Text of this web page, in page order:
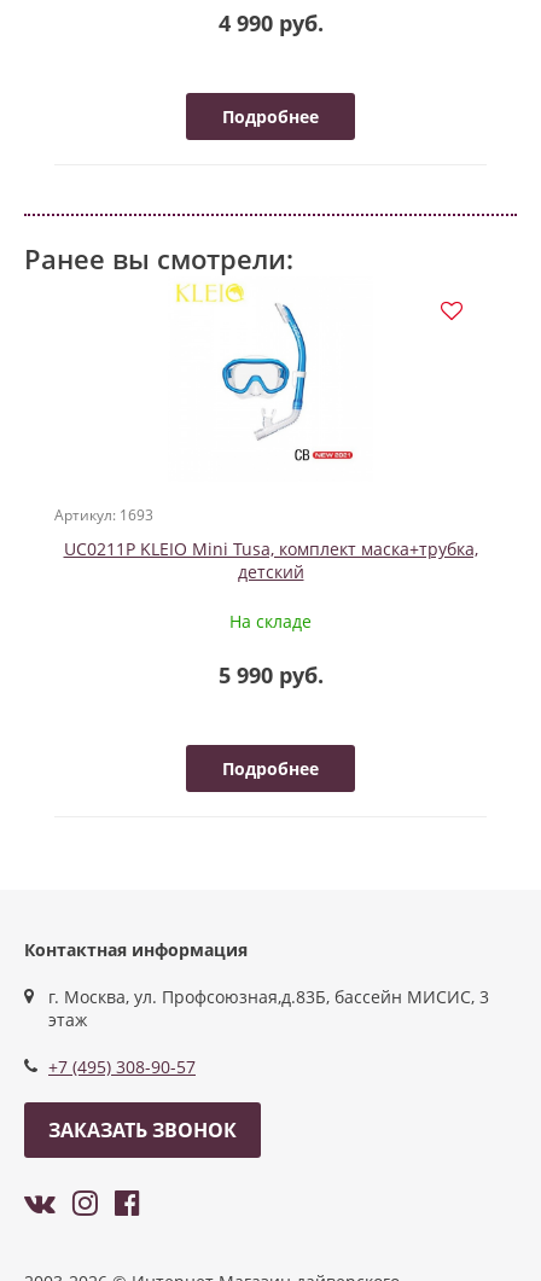
4 990 руб.
Подробнее
Ранее вы смотрели:
Артикул: 1693
UC0211P KLEIO Mini Tusa, комплект маска+трубка,
детский
На складе
5 990 руб.
Подробнее
Контактная информация
г. Москва, ул. Профсоюзная,д.83Б, бассейн МИСИС, 3
этаж
+7 (495) 308-90-57
ЗАКАЗАТЬ ЗВОНОК